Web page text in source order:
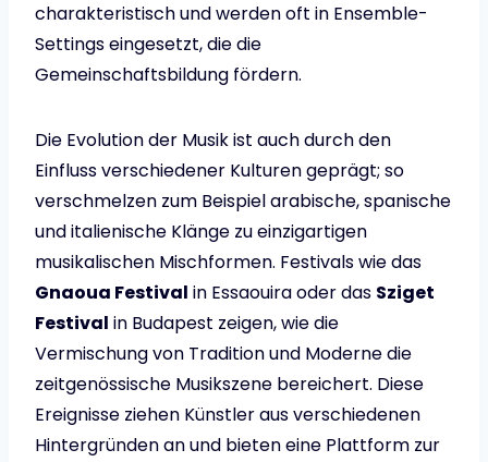
charakteristisch und werden oft in Ensemble-
Settings eingesetzt, die die
Gemeinschaftsbildung fördern.
Die Evolution der Musik ist auch durch den
Einfluss verschiedener Kulturen geprägt; so
verschmelzen zum Beispiel arabische, spanische
und italienische Klänge zu einzigartigen
musikalischen Mischformen. Festivals wie das
Gnaoua Festival in Essaouira oder das Sziget
Festival in Budapest zeigen, wie die
Vermischung von Tradition und Moderne die
zeitgenössische Musikszene bereichert. Diese
Ereignisse ziehen Künstler aus verschiedenen
Hintergründen an und bieten eine Plattform zur